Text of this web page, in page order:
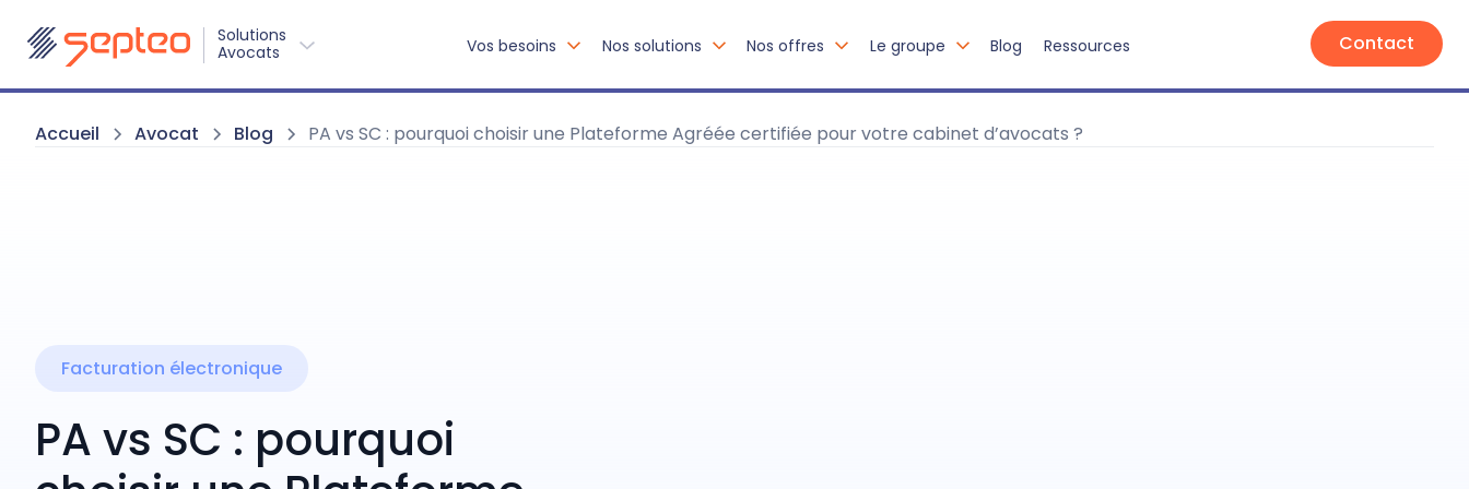
Solutions
Avocats
Vos besoins Nos solutions Nos offres Le groupe Blog Ressources Contact
Accueil Avocat Blog PA vs SC : pourquoi choisir une Plateforme Agréée certifiée pour votre cabinet d’avocats ?
Facturation électronique
PA vs SC : pourquoi